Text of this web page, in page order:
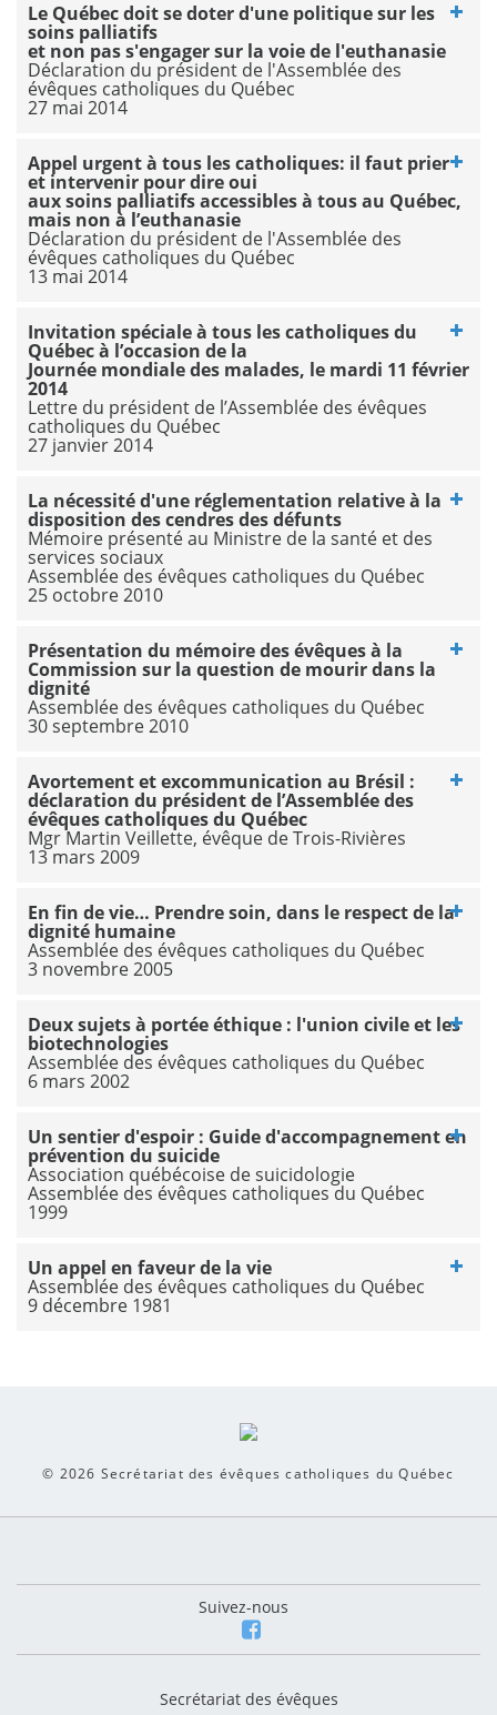
Le Québec doit se doter d'une politique sur les
soins palliatifs
et non pas s'engager sur la voie de l'euthanasie
Déclaration du président de l'Assemblée des
évêques catholiques du Québec
27 mai 2014
Appel urgent à tous les catholiques: il faut prier
et intervenir pour dire oui
aux soins palliatifs accessibles à tous au Québec,
mais non à l’euthanasie
Déclaration du président de l'Assemblée des
évêques catholiques du Québec
13 mai 2014
Invitation spéciale à tous les catholiques du
Québec à l’occasion de la
Journée mondiale des malades, le mardi 11 février
2014
Lettre du président de l’Assemblée des évêques
catholiques du Québec
27 janvier 2014
La nécessité d'une réglementation relative à la
disposition des cendres des défunts
Mémoire présenté au Ministre de la santé et des
services sociaux
Assemblée des évêques catholiques du Québec
25 octobre 2010
Présentation du mémoire des évêques à la
Commission sur la question de mourir dans la
dignité
Assemblée des évêques catholiques du Québec
30 septembre 2010
Avortement et excommunication au Brésil :
déclaration du président de l’Assemblée des
évêques catholiques du Québec
Mgr Martin Veillette, évêque de Trois-Rivières
13 mars 2009
En fin de vie… Prendre soin, dans le respect de la
dignité humaine
Assemblée des évêques catholiques du Québec
3 novembre 2005
Deux sujets à portée éthique : l'union civile et les
biotechnologies
Assemblée des évêques catholiques du Québec
6 mars 2002
Un sentier d'espoir : Guide d'accompagnement en
prévention du suicide
Association québécoise de suicidologie
Assemblée des évêques catholiques du Québec
1999
Un appel en faveur de la vie
Assemblée des évêques catholiques du Québec
9 décembre 1981
© 2026 Secrétariat des évêques catholiques du Québec
Suivez-nous
Secrétariat des évêques